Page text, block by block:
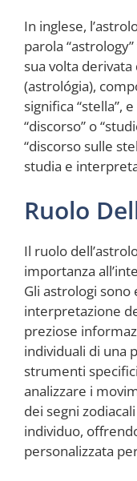
In inglese,
parola
sua volta derivata
(astrológia),
significa “stella”,
“discorso” o
“discorso sulle
studia e
Ruolo
Il ruolo
importanza
Gli astrologi
interpretazione
preziose
individuali di una
strumenti
analizzare i
dei segni
individuo,
personalizzata